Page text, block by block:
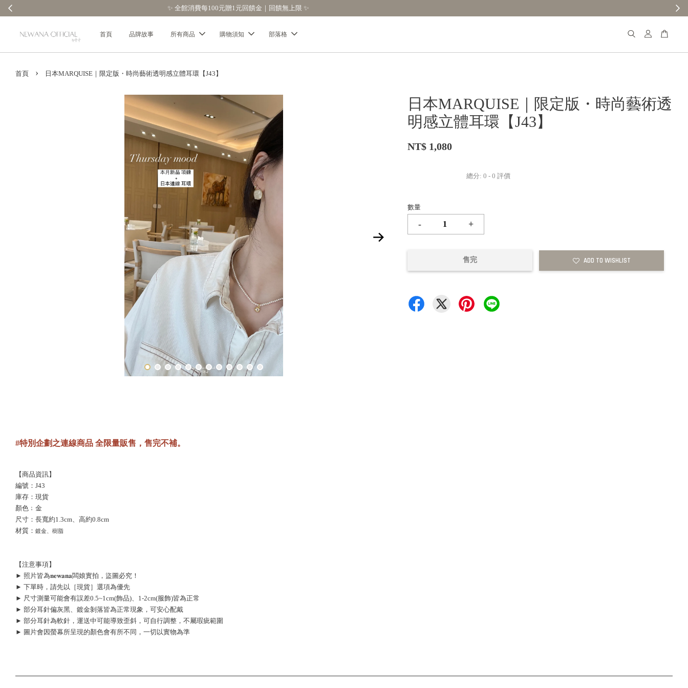
【分享購物評價💬】贈$30元購物金
首頁 品牌故事 所有商品 購物須知 部落格
首頁 › 日本MARQUISE｜限定版・時尚藝術透明感立體耳環【J43】
日本MARQUISE｜限定版・時尚藝術透
明感立體耳環【J43】
NT$ 1,080
總分:0 -0 評價
數量
- +
售完 ADD TO WISHLIST
#特別企劃之連線商品 全限量販售，售完不補。
【商品資訊】
編號：J43
庫存：現貨
顏色﹔金
尺寸：長寬約1.3cm、高約0.8cm
材質： 鍍金、樹脂
【注意事項】
► 照片皆為𝐧𝐞𝐰𝐚𝐧𝐚闆娘實拍，盜圖必究！
► 下單時，請先以［現貨］選項為優先
► 尺寸測量可能會有誤差0.5~1cm(飾品)、1-2cm(服飾)皆為正常
► 部分耳針偏灰黑、鍍金剝落皆為正常現象，可安心配戴
► 部分耳針為軟針，運送中可能導致歪斜，可自行調整，不屬瑕疵範圍
► 圖片會因螢幕所呈現的顏色會有所不同，一切以實物為準